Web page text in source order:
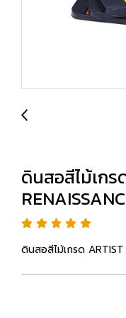
ดินสอสีไม้เกร
ดินสอสีไม้เกรด ARTIST